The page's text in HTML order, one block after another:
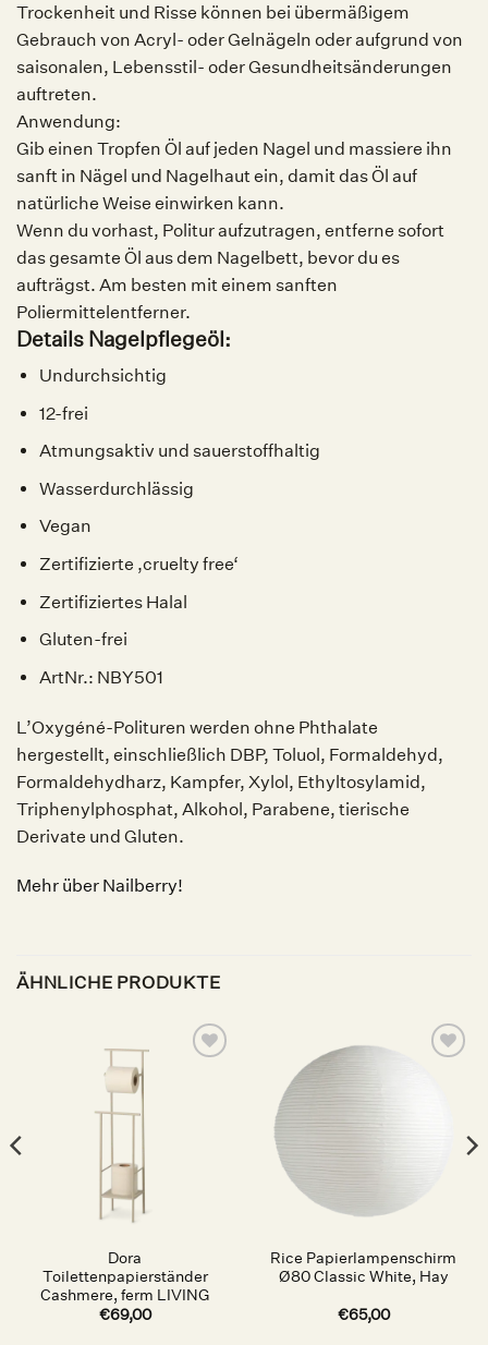
Trockenheit und Risse können bei übermäßigem
Gebrauch von Acryl- oder Gelnägeln oder aufgrund von
saisonalen, Lebensstil- oder Gesundheitsänderungen
auftreten.
Anwendung:
Gib einen Tropfen Öl auf jeden Nagel und massiere ihn
sanft in Nägel und Nagelhaut ein, damit das Öl auf
natürliche Weise einwirken kann.
Wenn du vorhast, Politur aufzutragen, entferne sofort
das gesamte Öl aus dem Nagelbett, bevor du es
aufträgst. Am besten mit einem sanften
Poliermittelentferner.
Details Nagelpflegeöl:
Undurchsichtig
12-frei
Atmungsaktiv und sauerstoffhaltig
Wasserdurchlässig
Vegan
Zertifizierte ‚cruelty free‘
Zertifiziertes Halal
Gluten-frei
ArtNr.: NBY501
L’Oxygéné-Polituren werden ohne Phthalate
hergestellt, einschließlich DBP, Toluol, Formaldehyd,
Formaldehydharz, Kampfer, Xylol, Ethyltosylamid,
Triphenylphosphat, Alkohol, Parabene, tierische
Derivate und Gluten.
Mehr über Nailberry!
ÄHNLICHE PRODUKTE
Dora
Toilettenpapierständer
Cashmere, ferm LIVING
€69,00
Rice Papierlampenschirm
Ø80 Classic White, Hay
€65,00